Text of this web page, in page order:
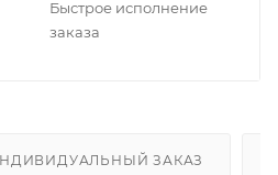
Быстрое исполнение
заказа
ЗАКАЗ